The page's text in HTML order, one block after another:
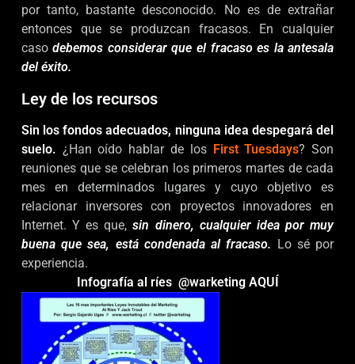
por tanto, bastante desconocido. No es de extrañar
entonces que se produzcan fracasos. En cualquier
casodebemos considerar que el fracaso es la antesala
del éxito.
Ley de los recursos
Sin los fondos adecuados, ninguna idea despegará del
suelo. ¿Han oído hablar de los First Tuesdays? Son
reuniones que se celebran los primeros martes de cada
mes en determinados lugares y cuyo objetivo es
relacionar inversores con proyectos innovadores en
Internet. Y es que,sin dinero, cualquier idea por muy
buena que sea, está condenada al fracaso. Lo sé por
experiencia.
Infografía al ríes @warketing AQUÍ